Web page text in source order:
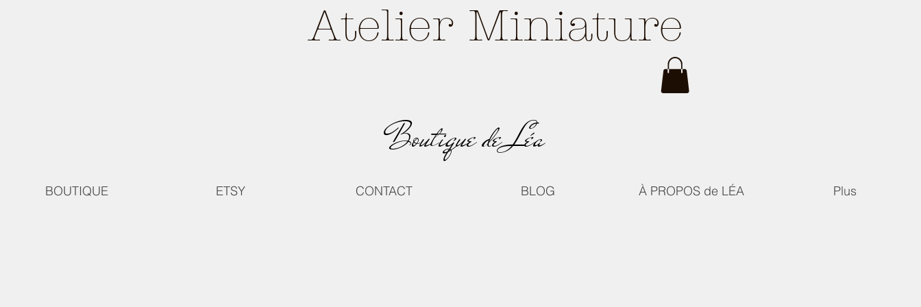
Atelier Miniature
Boutique de Léa
BOUTIQUE ETSY CONTACT BLOG À PROPOS de LÉA Plus